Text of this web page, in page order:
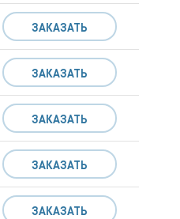
ЗАКАЗАТЬ
ЗАКАЗАТЬ
ЗАКАЗАТЬ
ЗАКАЗАТЬ
ЗАКАЗАТЬ